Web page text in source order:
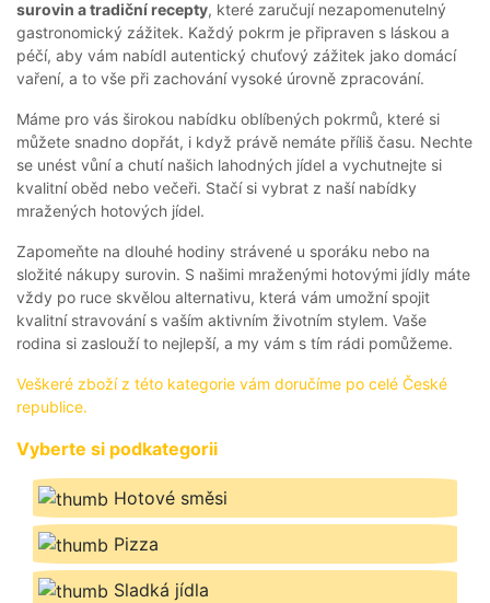
NABÍDKA
GRILOVÁNÍ
JAK
NAKOUPIT?
HLUBOKÉ
ZAMRAZENÍ
KARIÉRA
RECEPTY
O
BLOG
PŘIHLÁSIT SE / REGISTROVAT
surovin a tradiční recepty, které zaručují nezapomenutelný
gastronomický zážitek. Každý pokrm je připraven s láskou a
péčí, aby vám nabídl autentický chuťový zážitek jako domácí
vaření, a to vše při zachování vysoké úrovně zpracování.
Máme pro vás širokou nabídku oblíbených pokrmů, které si
můžete snadno dopřát, i když právě nemáte příliš času. Nechte
se unést vůní a chutí našich lahodných jídel a vychutnejte si
kvalitní oběd nebo večeři. Stačí si vybrat z naší nabídky
mražených hotových jídel.
Zapomeňte na dlouhé hodiny strávené u sporáku nebo na
složité nákupy surovin. S našimi mraženými hotovými jídly máte
vždy po ruce skvělou alternativu, která vám umožní spojit
kvalitní stravování s vaším aktivním životním stylem. Vaše
rodina si zaslouží to nejlepší, a my vám s tím rádi pomůžeme.
Veškeré zboží z této kategorie vám doručíme po celé České
republice.
Vyberte si podkategorii
Hotové směsi
Pizza
Sladká jídla